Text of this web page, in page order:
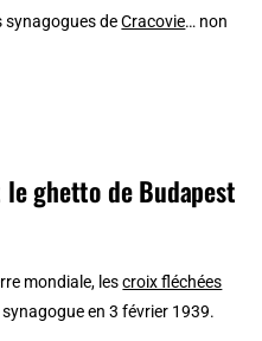
synagogues deCracovie… non
ghetto de Budapest
mondiale, lescroix fléchées
en 3 février 1939.